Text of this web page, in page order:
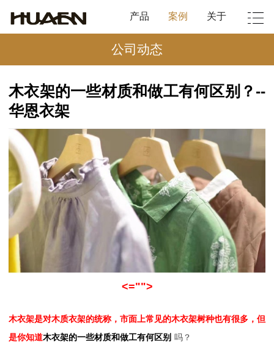
产品 案例 关于
公司动态
木衣架的一些材质和做工有何区别？--
华恩衣架
<="">
木衣架是对木质衣架的统称，市面上常见的木衣架树种也有很多，但
是你知道木衣架的一些材质和做工有何区别 吗？